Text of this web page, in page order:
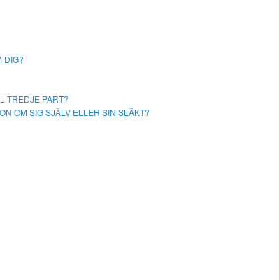
DIG?
TREDJE PART?
OM SIG SJÄLV ELLER SIN SLÄKT?